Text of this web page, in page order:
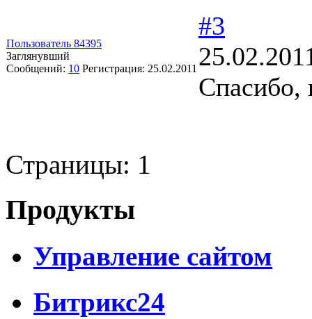
Пользователь 84395
Заглянувший
Сообщений: 10 Регистрация: 25.02.2011
#3
Спасибо,
Страницы: 1
Продукты
Управление сайтом
Битрикс24